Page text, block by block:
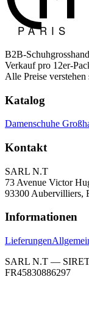
B2B-
Verkauf pro 12er-
Alle Preise
Katalog
Damenschuhe
Kontakt
SARL N.T
73 Avenue Victor
93300 Aubervilliers,
Informationen
Lieferungen
SARL N.T —
FR45830886297